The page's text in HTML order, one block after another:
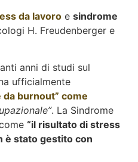
da lavoro e sindrome
H. Freudenberger e
anni di studi sul
ufficialmente
da burnout” come
. La Sindrome
“il risultato di stress
è stato gestito con